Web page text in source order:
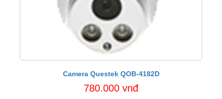
Camera Questek QOB-4182D
780.000 vnđ